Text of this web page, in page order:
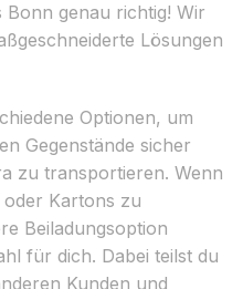
genau richtig! Wir
Lösungen
Optionen, um
Gegenstände sicher
zu transportieren. Wenn
Kartons zu
Beiladungsoption
für dich. Dabei teilst du
Kunden und